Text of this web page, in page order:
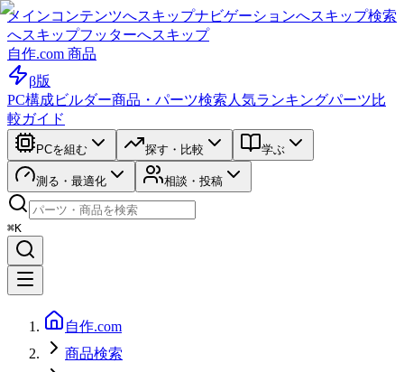
メインコンテンツへスキップナビゲーションへスキップ検索
へスキップフッターへスキップ
自作.com 商品
β版
PC構成ビルダー商品・パーツ検索 人気ランキングパーツ比
較ガイド
PCを組む 探す・比較 学ぶ
測る・最適化 相談・投稿
⌘K
自作.com
商品検索